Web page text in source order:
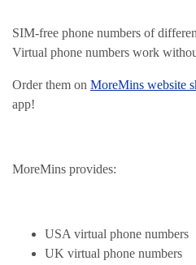
SIM-free phone numbers of
Virtual phone numbers work
Order them on MoreMins website
app!
MoreMins provides:
USA virtual phone numbers
UK virtual phone numbers